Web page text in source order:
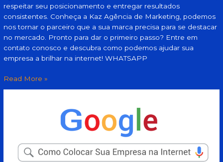
respeitar seu posicionamento e entregar resultados
consistentes. Conheça a Kaz Agência de Marketing, podemos
nos tornar o parceiro que a sua marca precisa para se destacar
no mercado. Pronto para dar o primeiro passo? Entre em
contato conosco e descubra como podemos ajudar sua
empresa a brilhar na internet! WHATSAPP
Read More »
Internet: